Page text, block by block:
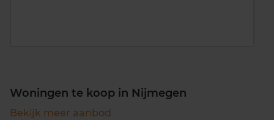
Woningen te koop in Nijmegen
Bekijk meer aanbod